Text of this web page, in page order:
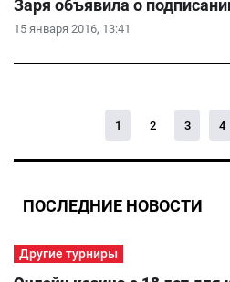
15 января 2016, 13:41
Заря объявила о
1 2 3 4
ПОСЛЕДНИЕ НОВОСТИ
Другие турниры